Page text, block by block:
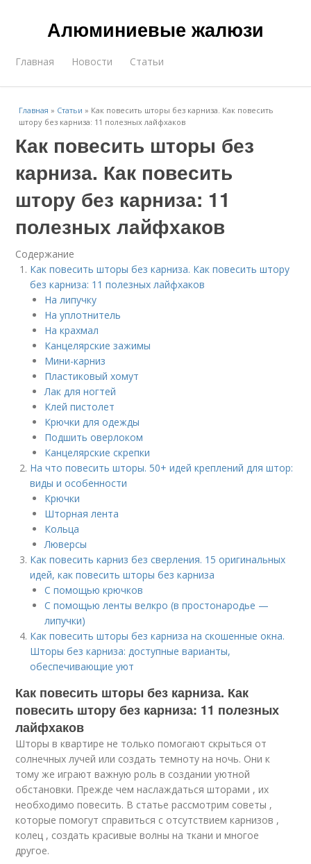
Алюминиевые жалюзи
Главная Новости Статьи
Главная » Статьи » Как повесить шторы без карниза. Как повесить
штору без карниза: 11 полезных лайфхаков
Как повесить шторы без
карниза. Как повесить
штору без карниза: 11
полезных лайфхаков
Содержание
Как повесить шторы без карниза. Как повесить штору
без карниза: 11 полезных лайфхаков
На липучку
На уплотнитель
На крахмал
Канцелярские зажимы
Мини-карниз
Пластиковый хомут
Лак для ногтей
Клей пистолет
Крючки для одежды
Подшить оверлоком
Канцелярские скрепки
На что повесить шторы. 50+ идей креплений для штор:
виды и особенности
Крючки
Шторная лента
Кольца
Люверсы
Как повесить карниз без сверления. 15 оригинальных
идей, как повесить шторы без карниза
С помощью крючков
С помощью ленты велкро (в простонародье —
липучки)
Как повесить шторы без карниза на скошенные окна.
Шторы без карниза: доступные варианты,
обеспечивающие уют
Как повесить шторы без карниза. Как
повесить штору без карниза: 11 полезных
лайфхаков
Шторы в квартире не только помогают скрыться от
солнечных лучей или создать темноту на ночь. Они к
тому же играют важную роль в создании уютной
обстановки. Прежде чем наслаждаться шторами , их
необходимо повесить. В статье рассмотрим советы ,
которые помогут справиться с отсутствием карнизов ,
колец , создать красивые волны на ткани и многое
другое.